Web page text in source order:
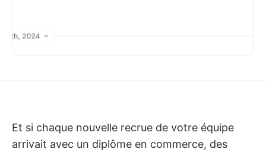
Et si chaque nouvelle recrue de votre équipe
arrivait avec un diplôme en commerce, des